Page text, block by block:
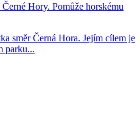
Hory. Pomůže horskému
směr Černá Hora. Jejím cílem je
parku...